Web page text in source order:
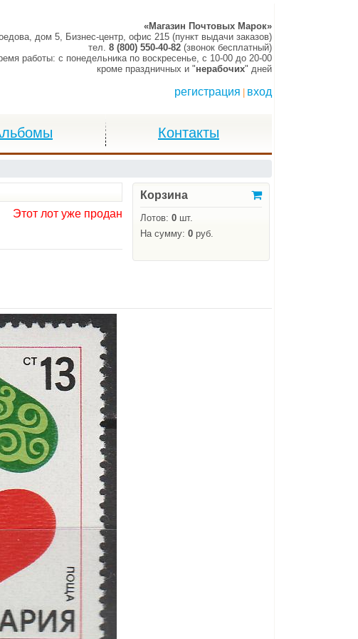
«Магазин Почтовых Марок»
дом 5, Бизнес-центр, офис 215 (пункт выдачи заказов)
тел. 8 (800) 550-40-82 (звонок бесплатный)
работы: c понедельника по воскресенье, c 10-00 до 20-00
кроме праздничных и "нерабочих" дней
регистрация вход
Контакты
Корзина
Лотов:0 шт.
На сумму:0 руб.
Этот лот уже продан